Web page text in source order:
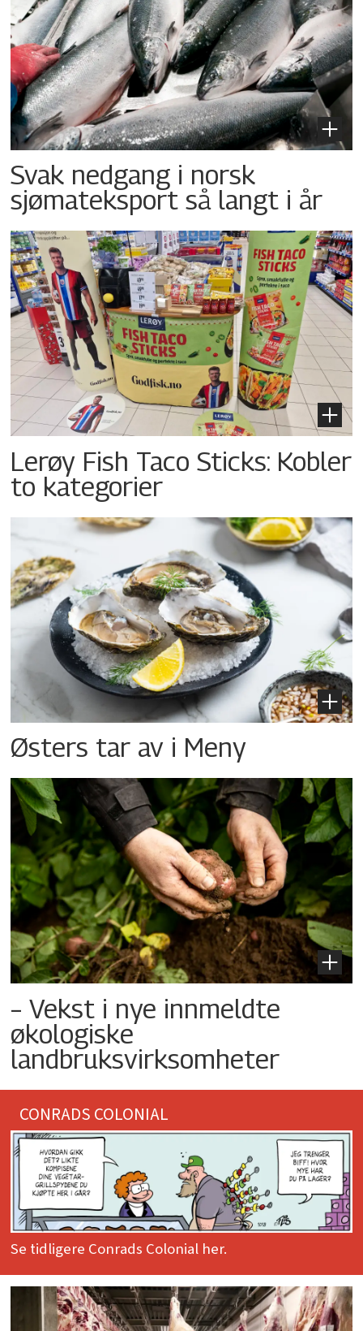
Svak nedgang i norsk
sjømateksport så langt i år
Lerøy Fish Taco Sticks: Kobler
to kategorier
Østers tar av i Meny
– Vekst i nye innmeldte
økologiske
landbruksvirksomheter
CONRADS COLONIAL
Se tidligere Conrads Colonial her.